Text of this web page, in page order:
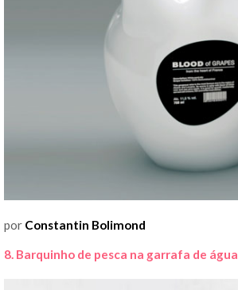
por Constantin Bolimond
8. Barquinho de pesca na garrafa de água